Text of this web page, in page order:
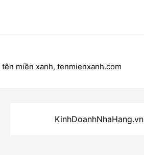
tên miền xanh, tenmienxanh.com
KinhDoanhNhaHang.vn